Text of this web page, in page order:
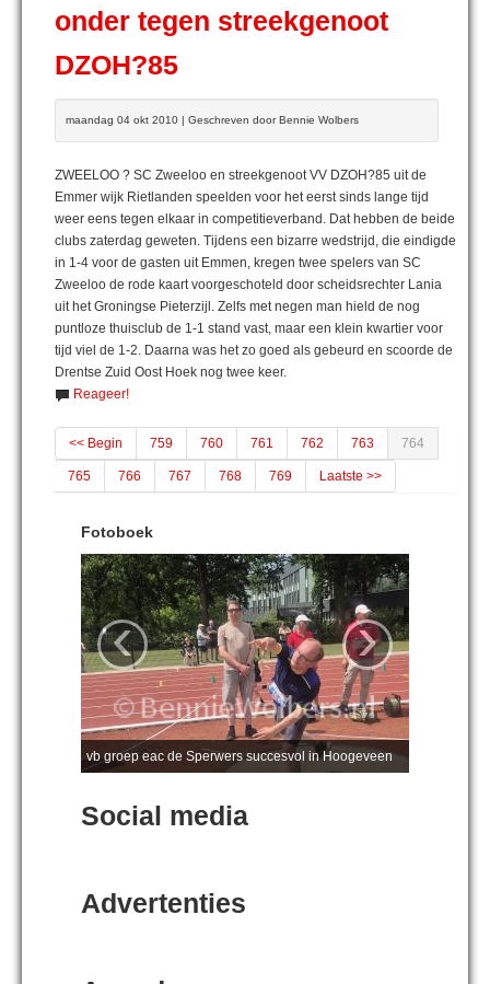
onder tegen streekgenoot
DZOH?85
maandag 04 okt 2010 | Geschreven door Bennie Wolbers
ZWEELOO ? SC Zweeloo en streekgenoot VV DZOH?85 uit de
Emmer wijk Rietlanden speelden voor het eerst sinds lange tijd
weer eens tegen elkaar in competitieverband. Dat hebben de beide
clubs zaterdag geweten. Tijdens een bizarre wedstrijd, die eindigde
in 1-4 voor de gasten uit Emmen, kregen twee spelers van SC
Zweeloo de rode kaart voorgeschoteld door scheidsrechter Lania
uit het Groningse Pieterzijl. Zelfs met negen man hield de nog
puntloze thuisclub de 1-1 stand vast, maar een klein kwartier voor
tijd viel de 1-2. Daarna was het zo goed als gebeurd en scoorde de
Drentse Zuid Oost Hoek nog twee keer.
Reageer!
<< Begin 759 760 761 762 763 764
765 766 767 768 769 Laatste >>
Fotoboek
vb groep eac de Sperwers succesvol in Hoogeveen
‹ ›
Social media
Advertenties